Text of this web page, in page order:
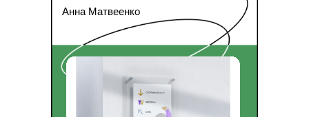
Анна Матвеенко